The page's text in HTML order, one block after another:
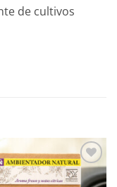
de cultivos
Añadir
a mi